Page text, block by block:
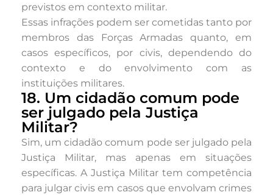
previstos em contexto militar.
Essas infrações podem ser cometidas tanto por
membros das Forças Armadas quanto, em
casos específicos, por civis, dependendo do
contexto e do envolvimento com as
instituições militares.
18. Um cidadão comum pode
ser julgado pela Justiça
Militar?
Sim, um cidadão comum pode ser julgado pela
Justiça Militar, mas apenas em situações
específicas. A Justiça Militar tem competência
para julgar civis em casos que envolvam crimes